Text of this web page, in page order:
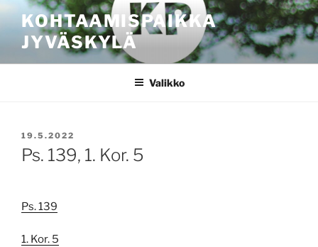
sisältöönKOHTAAMISPAIKKA
JYVÄSKYLÄ
Valikko
JULKAISTU
19.5.2022
Ps. 139, 1. Kor. 5
Ps. 139
1. Kor. 5